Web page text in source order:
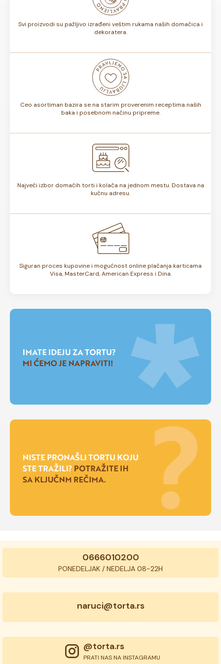
Svi proizvodi su pažljivo izrađeni veštim rukama naših domaćica i
dekoratera.
Ceo asortiman bazira se na starim proverenim receptima naših
baka i posebnom načinu pripreme.
Najveći izbor domaćih torti i kolača na jednom mestu. Dostava na
kućnu adresu.
Siguran proces kupovine i mogućnost online plaćanja karticama
Visa, MasterCard, American Express i Dina.
0666010200
PONEDELJAK / NEDELJA 08-22H
naruci@torta.rs
@torta.rs
PRATI NAS NA INSTAGRAMU